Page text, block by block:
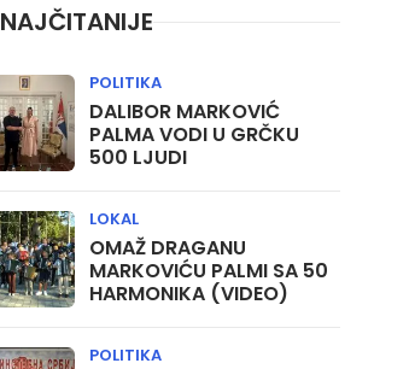
NAJČITANIJE
DALIBOR MARKOVIĆ
PALMA VODI U GRČKU
500 LJUDI
POLITIKA
OMAŽ DRAGANU
MARKOVIĆU PALMI SA 50
HARMONIKA (VIDEO)
LOKAL
POLITIKA